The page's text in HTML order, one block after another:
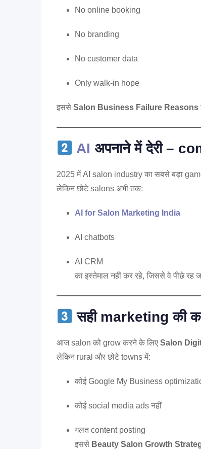
No online booking
No branding
No customer data
Only walk-in hope
इससे Salon Business Failure Reasons
AI अपनाने में देरी –
2025 में AI salon industry का सबसे बड़ा
लेकिन छोटे salons अभी तक:
AI for Salon Marketing India
AI chatbots
AI CRM
का इस्तेमाल नहीं कर रहे, जिससे वे पीछे रह
सही marketing की
आज salon को grow करने के लिए Salon
लेकिन rural और छोटे towns में:
कोई Google My Business
कोई social media ads नहीं
गलत content posting
इससे Beauty Salon Growth